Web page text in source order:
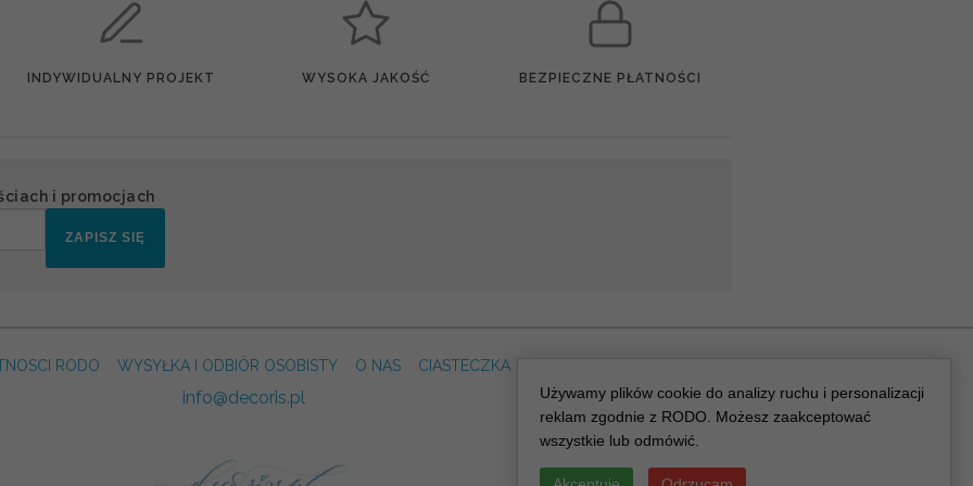
INDYWIDUALNY PROJEKT WYSOKA JAKOŚĆ BEZPIECZNE PŁATNOŚCI
i promocjach
ZAPISZ SIĘ
RODO WYSYŁKA I ODBIÓR OSOBISTY O NAS CIASTECZKA
info@decoris.pl
Używamy plików cookie do analizy ruchu i personalizacji
reklam zgodnie z RODO. Możesz zaakceptować
wszystkie lub odmówić.